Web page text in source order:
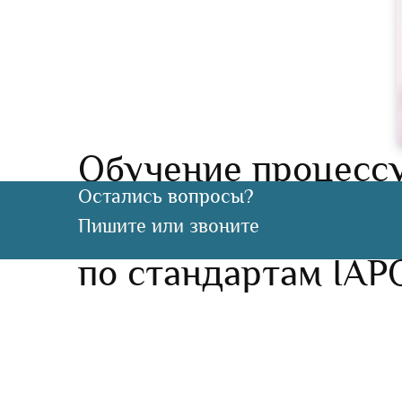
Обучение
ориентированной
по стандартам
Остались вопросы?
Пишите или звоните